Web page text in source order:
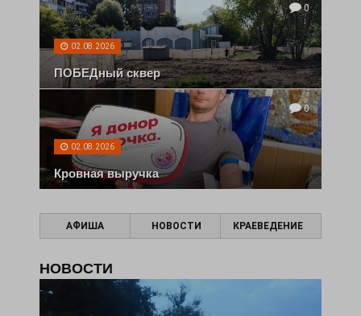
0
02.08.2026
ПОБЕДный сквер
0
02.08.2026
Кровная выручка
АФИША НОВОСТИ КРАЕВЕДЕНИЕ
НОВОСТИ